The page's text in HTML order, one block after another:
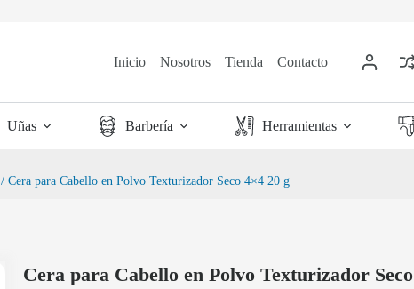
Inicio Nosotros Tienda Contacto
Uñas Barbería Herramientas
/ Cera para Cabello en Polvo Texturizador Seco 4×4 20 g
Cera para Cabello en Polvo Texturizador Seco